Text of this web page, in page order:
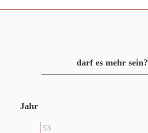
darf es mehr sein?
Jahr
53